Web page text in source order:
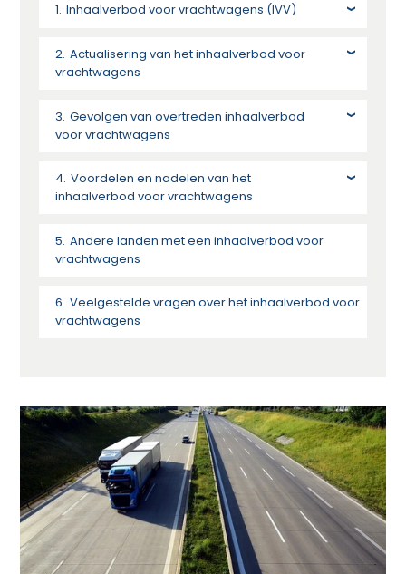
Inhaalverbod voor vrachtwagens (IVV)
Actualisering van het inhaalverbod voor
vrachtwagens
Gevolgen van overtreden inhaalverbod
voor vrachtwagens
Voordelen en nadelen van het
inhaalverbod voor vrachtwagens
Andere landen met een inhaalverbod voor
vrachtwagens
Veelgestelde vragen over het inhaalverbod voor
vrachtwagens